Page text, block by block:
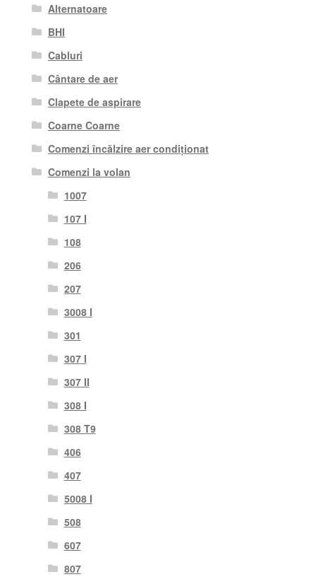
Alternatoare
BHI
Cabluri
Cântare de aer
Clapete de aspirare
Coarne Coarne
Comenzi încălzire aer condiționat
Comenzi la volan
1007
107 I
108
206
207
3008 I
301
307 I
307 II
308 I
308 T9
406
407
5008 I
508
607
807